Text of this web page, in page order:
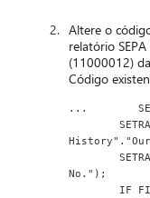
Altere o
relatório
(11000012)
Código
...
        SETRANGE("Our Bank","Payment
        SETRANGE("Run No.","Payment History"."Run
No.");